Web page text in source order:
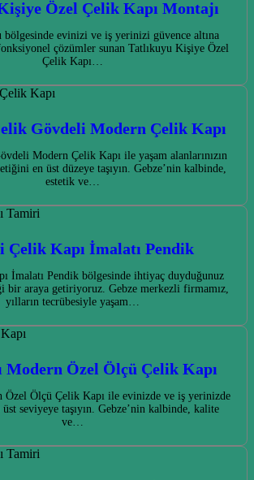
Özel Çelik Kapı Montajı
bölgesinde evinizi ve iş yerinizi güvence altına
çözümler sunan Tatlıkuyu Kişiye Özel
Çelik Kapı…
Gövdeli Modern Çelik Kapı
Modern Çelik Kapı ile yaşam alanlarınızın
en üst düzeye taşıyın. Gebze’nin kalbinde,
estetik ve…
Kapı İmalatı Pendik
İmalatı Pendik bölgesinde ihtiyaç duyduğunuz
bir araya getiriyoruz. Gebze merkezli firmamız,
yılların tecrübesiyle yaşam…
Modern Özel Ölçü Çelik Kapı
Özel Ölçü Çelik Kapı ile evinizde ve iş yerinizde
seviyeye taşıyın. Gebze’nin kalbinde, kalite
ve…